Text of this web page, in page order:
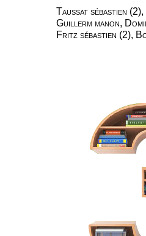
Taussat sébastien
Guillerm manon,
Fritz sébastien (2),